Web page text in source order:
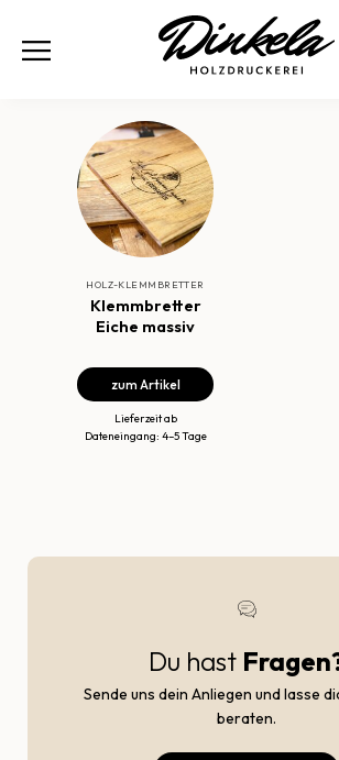
HOLZ-KLEMMBRETTER
Klemmbretter
Eiche massiv
zum Artikel
Lieferzeit ab
Dateneingang: 4–5 Tage
Du hast
Sende uns dein Anliegen und lasse
beraten.